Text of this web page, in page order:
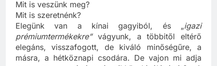
maga a tökéletesség.
Mit is veszünk meg?
Mit is szeretnénk?
Elegünk van a kínai gagyiból, és „igazi
prémiumtermékekre”vágyunk, a többitől eltérő
elegáns, visszafogott, de kiváló minőségűre, a